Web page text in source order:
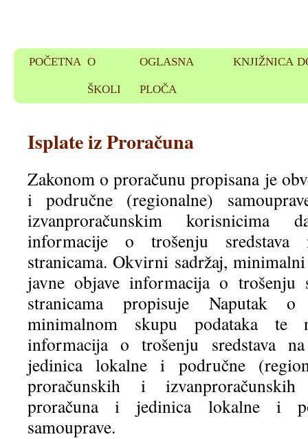
POČETNA O
ŠKOLI
OGLASNA
PLOČA
KNJIŽNICA
Isplate iz Proračuna
Zakonom o proračunu propisana je
i područne (regionalne)
izvanproračunskim korisnicima
informacije o trošenju
stranicama. Okvirni sadržaj,
javne objave informacija o trošenju
stranicama propisuje Naputak
minimalnom skupu podataka te
informacija o trošenju sredstava
jedinica lokalne i područne
proračunskih i
proračuna i jedinica lokalne i
samouprave.